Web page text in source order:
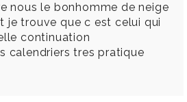
nous le bonhomme de neige
je trouve que c est celui qui
continuation
calendriers tres pratique